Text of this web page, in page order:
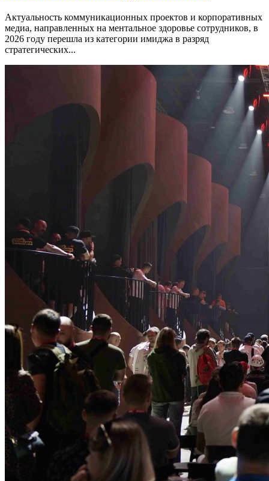
Актуальность коммуникационных проектов и корпоративных
медиа, направленных на ментальное здоровье сотрудников, в
2026 году перешла из категории имиджа в разряд
стратегических...